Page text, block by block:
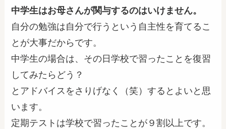
中学生はお母さんが関与するのはいけません。
自分の勉強は自分で行うという自主性を育てるこ
とが大事だからです。
中学生の場合は、その日学校で習ったことを復習
してみたらどう？
とアドバイスをさりげなく（笑）するとよいと思
います。
定期テストは学校で習ったことが９割以上です。